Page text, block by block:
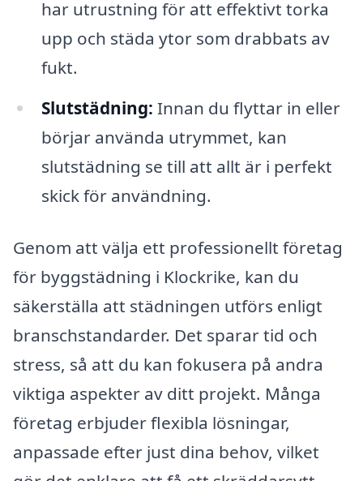
har utrustning för att effektivt torka
upp och städa ytor som drabbats av
fukt.
Slutstädning: Innan du flyttar in eller
börjar använda utrymmet, kan
slutstädning se till att allt är i perfekt
skick för användning.
Genom att välja ett professionellt företag
för byggstädning i Klockrike, kan du
säkerställa att städningen utförs enligt
branschstandarder. Det sparar tid och
stress, så att du kan fokusera på andra
viktiga aspekter av ditt projekt. Många
företag erbjuder flexibla lösningar,
anpassade efter just dina behov, vilket